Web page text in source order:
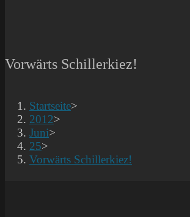
Vorwärts Schillerkiez!
Startseite>
2012>
Juni>
25>
Vorwärts Schillerkiez!